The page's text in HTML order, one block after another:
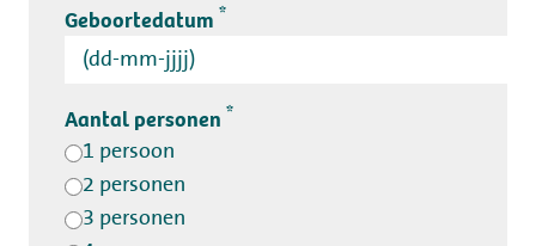
Geboortedatum *
Aantal personen *
1 persoon
2 personen
3 personen